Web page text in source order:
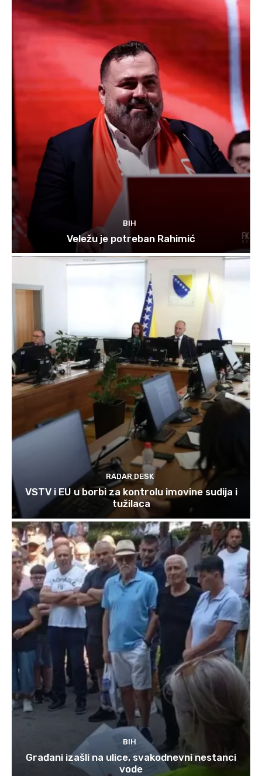
BIH
Veležu je potreban Rahimić
RADAR DESK
VSTV i EU u borbi za kontrolu imovine sudija i
tužilaca
BIH
Građani izašli na ulice, svakodnevni nestanci
vode